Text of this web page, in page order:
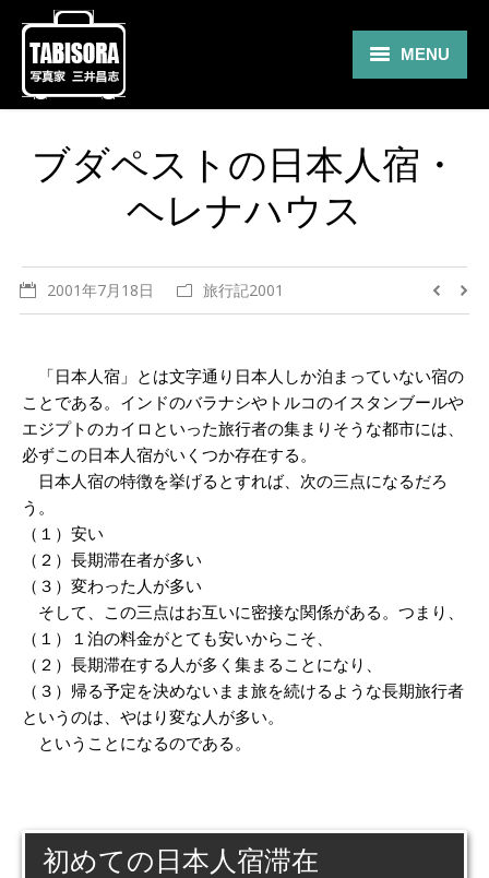
MENU
Gallery
Travel
About
Blog
Shop
Contact
ブダペストの日本人宿・
ヘレナハウス
2001年7月18日 旅行記2001
「日本人宿」とは文字通り日本人しか泊まっていない宿の
ことである。インドのバラナシやトルコのイスタンブールや
エジプトのカイロといった旅行者の集まりそうな都市には、
必ずこの日本人宿がいくつか存在する。
日本人宿の特徴を挙げるとすれば、次の三点になるだろ
う。
（１）安い
（２）長期滞在者が多い
（３）変わった人が多い
そして、この三点はお互いに密接な関係がある。つまり、
（１）１泊の料金がとても安いからこそ、
（２）長期滞在する人が多く集まることになり、
（３）帰る予定を決めないまま旅を続けるような長期旅行者
というのは、やはり変な人が多い。
ということになるのである。
初めての日本人宿滞在